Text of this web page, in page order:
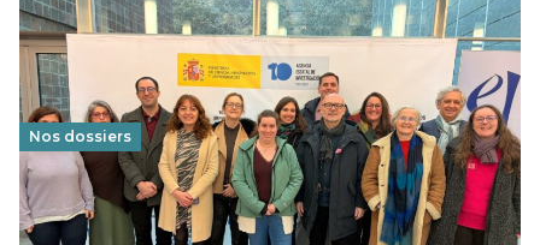
Nos dossiers
Éducation au vivre-ensemble : un échange croisé
franco-espagnol pour changer d’approche